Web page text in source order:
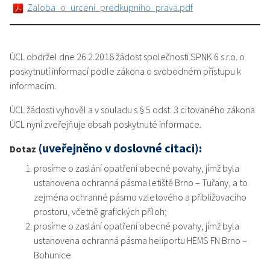
Zaloba_o_urceni_predkupniho_prava.pdf
ÚCL obdržel dne 26.2.2018 žádost společnosti SPNK 6 s.r.o. o
poskytnutí informací podle zákona o svobodném přístupu k
informacím.
ÚCL žádosti vyhověl a v souladu s § 5 odst. 3 citovaného zákona
ÚCL nyní zveřejňuje obsah poskytnuté informace.
Dotaz (uveřejněno v doslovné citaci):
prosíme o zaslání opatření obecné povahy, jímž byla
ustanovena ochranná pásma letiště Brno – Tuřany, a to
zejména ochranné pásmo vzletového a přibližovacího
prostoru, včetně grafických příloh;
prosíme o zaslání opatření obecné povahy, jímž byla
ustanovena ochranná pásma heliportu HEMS FN Brno –
Bohunice.